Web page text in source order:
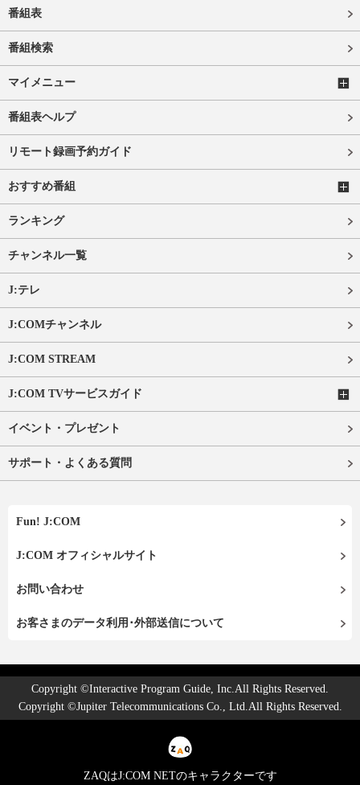
番組表
番組検索
マイメニュー
番組表ヘルプ
リモート録画予約ガイド
おすすめ番組
ランキング
チャンネル一覧
J:テレ
J:COMチャンネル
J:COM STREAM
J:COM TVサービスガイド
イベント・プレゼント
サポート・よくある質問
Fun! J:COM
J:COM オフィシャルサイト
お問い合わせ
お客さまのデータ利用･外部送信について
Copyright ©Interactive Program Guide, Inc.All Rights Reserved.
Copyright ©Jupiter Telecommunications Co., Ltd.All Rights Reserved.
ZAQはJ:COM NETのキャラクターです